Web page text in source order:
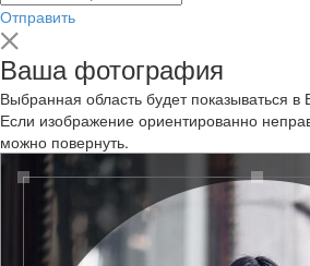
Отправить
Ваша фотография
Выбранная область будет показываться
Если изображение ориентированно
можно повернуть.